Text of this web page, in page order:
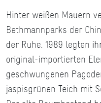
Hinter weißen Mauern
Bethmannparks der
der Ruhe. 1989 legten
original-importierten
geschwungenen
jaspisgrünen Teich mit